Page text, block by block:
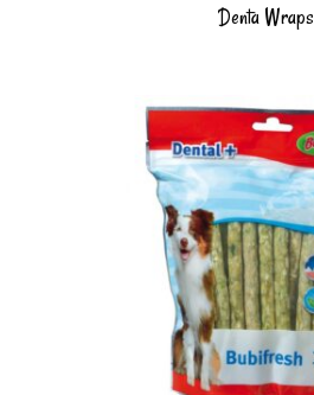
Denta Wraps